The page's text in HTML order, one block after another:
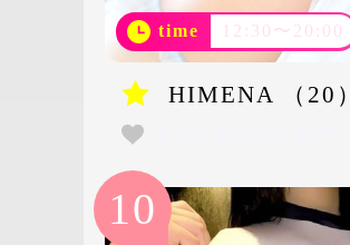
time 12:30〜20:00
HIMENA （20）